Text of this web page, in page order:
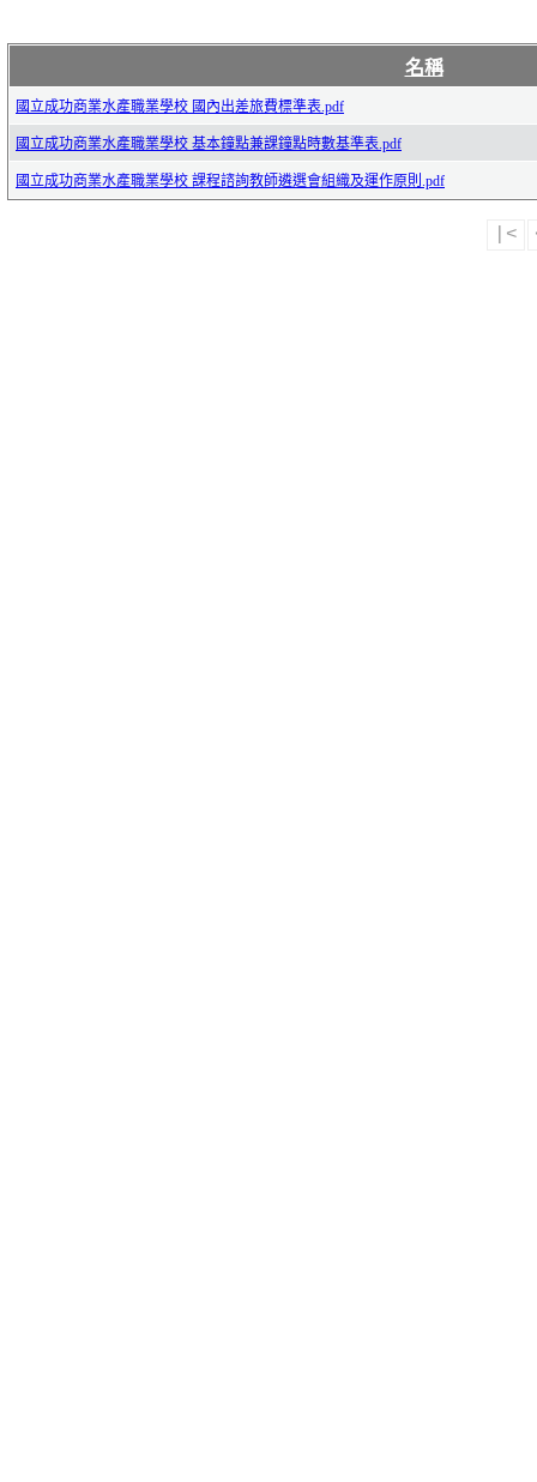
名稱
國立成功商業水產職業學校 國內出差旅費標準表.pdf
國立成功商業水產職業學校 基本鐘點兼課鐘點時數基準表.pdf
國立成功商業水產職業學校 課程諮詢教師遴選會組織及運作原則.pdf
|<